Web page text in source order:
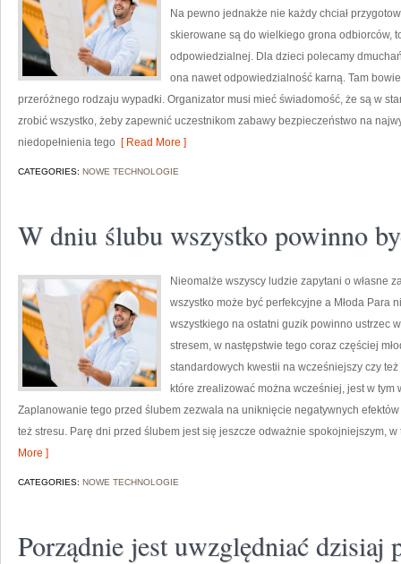
Na pewno jednakże nie każdy chciał
skierowane są do wielkiego grona odbiorców,
odpowiedzialnej. Dla dzieci polecamy
ona nawet odpowiedzialność karną. Tam
przeróżnego rodzaju wypadki. Organizator musi mieć świadomość, że są w
zrobić wszystko, żeby zapewnić uczestnikom zabawy bezpieczeństwo na
niedopełnienia tego [ Read More ]
CATEGORIES: NOWE TECHNOLOGIE
W dniu ślubu wszystko powinno
Nieomalże wszyscy ludzie zapytani o własne
wszystko może być perfekcyjne a Młoda Para
wszystkiego na ostatni guzik powinno ustrzec
stresem, w następstwie tego coraz częściej
standardowych kwestii na wcześniejszy czy
które zrealizować można wcześniej, jest w
Zaplanowanie tego przed ślubem zezwala na uniknięcie negatywnych
też stresu. Parę dni przed ślubem jest się jeszcze odważnie spokojniejszym,
More ]
CATEGORIES: NOWE TECHNOLOGIE
Porządnie jest uwzględniać dzisiaj